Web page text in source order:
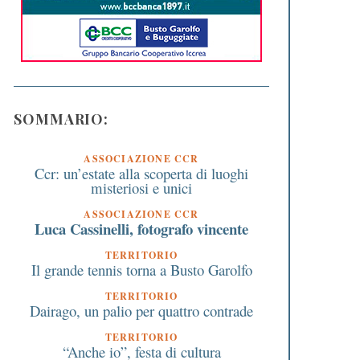
SOMMARIO:
ASSOCIAZIONE CCR
Ccr: un’estate alla scoperta di luoghi
misteriosi e unici
ASSOCIAZIONE CCR
Luca Cassinelli, fotografo vincente
TERRITORIO
Il grande tennis torna a Busto Garolfo
TERRITORIO
Dairago, un palio per quattro contrade
TERRITORIO
“Anche io”, festa di cultura